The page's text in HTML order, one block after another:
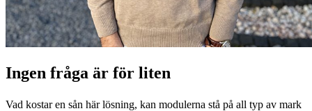
Ingen fråga är för liten
Vad kostar en sån här lösning, kan modulerna stå på all typ av mark